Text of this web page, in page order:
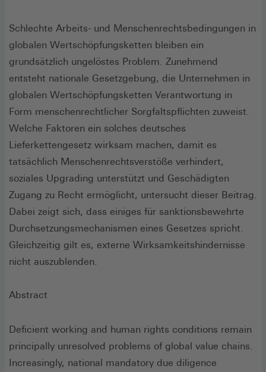
Schlechte Arbeits- und Menschenrechtsbedingungen in
globalen Wertschöpfungsketten bleiben ein
grundsätzlich ungelöstes Problem. Zunehmend
entsteht nationale Gesetzgebung, die Unternehmen in
globalen Wertschöpfungsketten Verantwortung in
Form menschenrechtlicher Sorgfaltspflichten zuweist.
Welche Faktoren ein solches deutsches
Lieferkettengesetz wirksam machen, damit es
tatsächlich Menschenrechtsverstöße verhindert,
soziales Upgrading unterstützt und Geschädigten
Zugang zu Recht ermöglicht, untersucht dieser Beitrag.
Dabei zeigt sich, dass einiges für sanktionsbewehrte
Durchsetzungsmechanismen eines Gesetzes spricht.
Gleichzeitig gilt es, externe Wirksamkeitshindernisse
nicht auszublenden.
Abstract
Deficient working and human rights conditions remain
principally unresolved problems of global value chains.
Increasingly, national mandatory due diligence